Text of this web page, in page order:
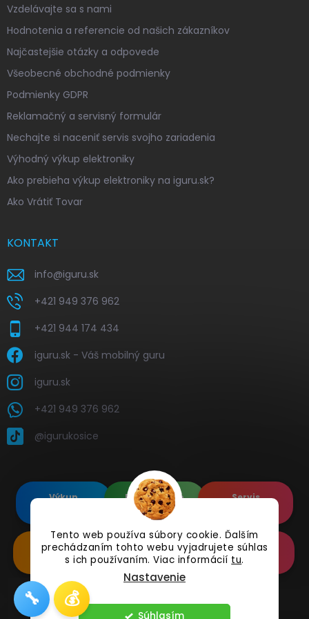
Tento web používa súbory cookie. Ďalším
prechádzaním tohto webu vyjadrujete súhlas
s ich používaním. Viac informácií tu.
Nastavenie
Súhlasím
Vzdelávajte sa s nami
Hodnotenia a referencie od našich zákazníkov
Najčastejšie otázky a odpovede
Všeobecné obchodné podmienky
Podmienky GDPR
Reklamačný a servisný formulár
Nechajte si naceniť servis svojho zariadenia
Výhodný výkup elektroniky
Ako prebieha výkup elektroniky na iguru.sk?
Ako Vrátiť Tovar
KONTAKT
info@iguru.sk
+421 949 376 962
+421 944 174 434
iguru.sk - Váš mobilný guru
iguru.sk
+421 949 376 962
@igurukosice
Výkup
Renovované
Apple's
Servis
Renovované
Samsung's
Doplnkové
Príslušenstvo
Online
Reklamácia
Copyright 2026 iguru.sk. Všetky práva vyhradené.
🔧 💰